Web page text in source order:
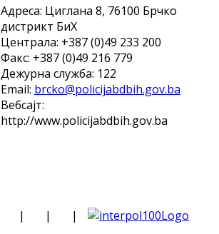
Адреса: Циглана 8, 76100 Брчко
дистрикт БиХ
Централа: +387 (0)49 233 200
Факс: +387 (0)49 216 779
Дежурна служба: 122
Email: brcko@policijabdbih.gov.ba
Вебсајт:
http://www.policijabdbih.gov.ba
| |
|